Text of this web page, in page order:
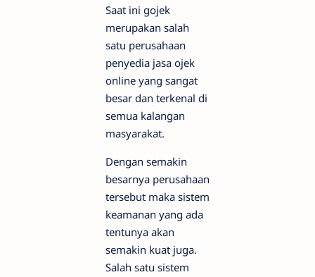
Saat ini gojek
merupakan salah
satu perusahaan
penyedia jasa ojek
online yang sangat
besar dan terkenal di
semua kalangan
masyarakat.
Dengan semakin
besarnya perusahaan
tersebut maka sistem
keamanan yang ada
tentunya akan
semakin kuat juga.
Salah satu sistem